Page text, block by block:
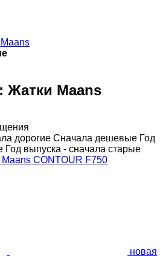
Жатки Maans
дорогие Сначала дешевые Год
Год выпуска - сначала старые
новая